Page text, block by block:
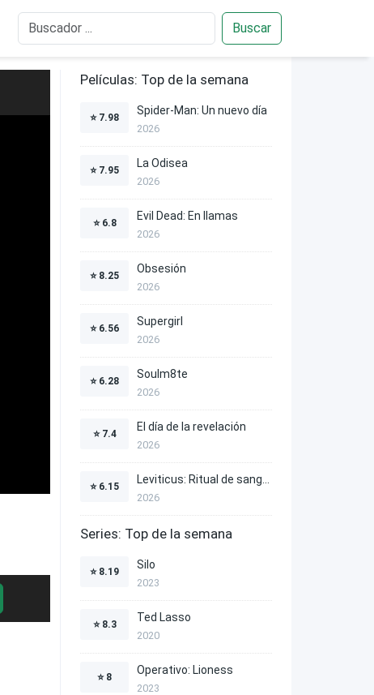
Buscar
Películas: Top de la semana
⭐ 7.98
Spider-Man: Un nuevo día
2026
⭐ 7.95
La Odisea
2026
⭐ 6.8
Evil Dead: En llamas
2026
⭐ 8.25
Obsesión
2026
⭐ 6.56
Supergirl
2026
⭐ 6.28
Soulm8te
2026
⭐ 7.4
El día de la revelación
2026
⭐ 6.15
2026
Series: Top de la semana
⭐ 8.19
Silo
2023
⭐ 8.3
Ted Lasso
2020
⭐ 8
Operativo: Lioness
2023